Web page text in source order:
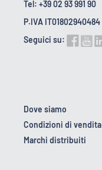
Tel: +39 02 93 991 90
P.IVA IT01802940484
Seguici su:
Dove siamo
Condizioni di vendita
Marchi distribuiti